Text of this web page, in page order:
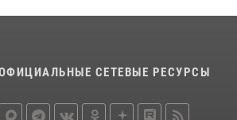
СЕТЕВЫЕ РЕСУРСЫ